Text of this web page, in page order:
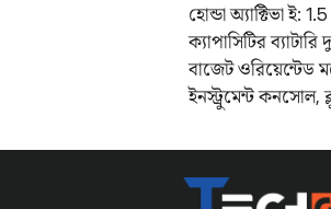
হোন্ডা অ্যাক্টিভা
ক্যাপাসিটির
বাজেট ওরিয়েন্টেড
ইনস্ট্রুমেন্ট কনসোল,